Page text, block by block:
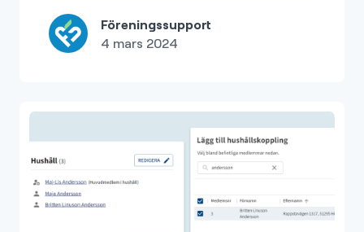
Föreningssupport
4 mars 2024